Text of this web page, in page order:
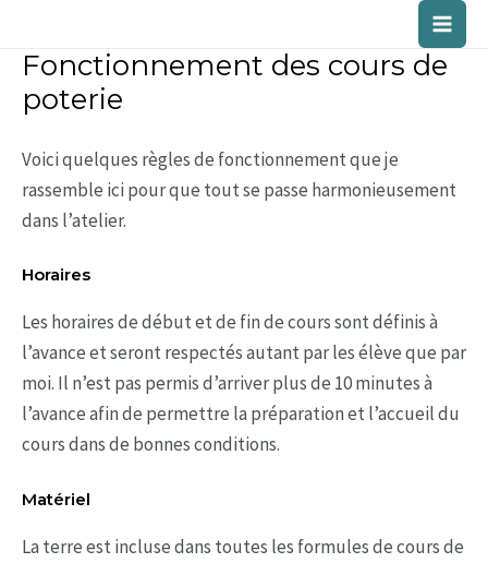
contenu
Main
Fonctionnement des cours de
poterie
Voici quelques règles de fonctionnement que je
rassemble ici pour que tout se passe harmonieusement
dans l’atelier.
Horaires
Les horaires de début et de fin de cours sont définis à
l’avance et seront respectés autant par les élève que par
moi. Il n’est pas permis d’arriver plus de 10 minutes à
l’avance afin de permettre la préparation et l’accueil du
cours dans de bonnes conditions.
Matériel
La terre est incluse dans toutes les formules de cours de